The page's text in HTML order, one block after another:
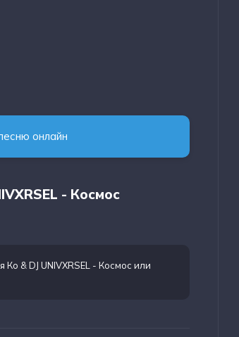
онлайн
- Космос
& DJ UNIVXRSEL - Космос или